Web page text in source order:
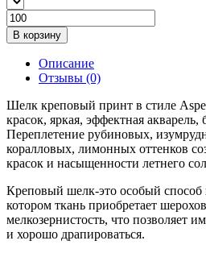
В корзину
Описание
Отзывы (0)
Шелк креповый принт в стиле
красок, яркая, эффектная
Переплетение рубиновых,
коралловых, лимонных оттенков
красок и насыщенности летнего
Креповый шелк-это особый способ
котором ткань приобретает
мелкозернистость, что позволяет
и хорошо драпироваться.